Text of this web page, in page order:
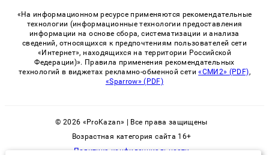
«На информационном ресурсе применяются рекомендательные
технологии (информационные технологии предоставления
информации на основе сбора, систематизации и анализа
сведений, относящихся к предпочтениям пользователей сети
«Интернет», находящихся на территории Российской
Федерации)». Правила применения рекомендательных
технологий в виджетах рекламно-обменной сети«СМИ2» (PDF),
«Sparrow» (PDF)
© 2026 «ProKazan» | Все права защищены
Возрастная категория сайта 16+
Политика конфиденциальности